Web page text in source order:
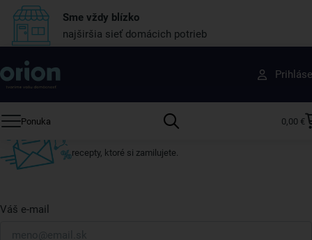
Sme vždy blízko
najširšia sieť domácich potrieb
Ponuka 0,00 €
Získajte rady, recepty a tipy na zľavy skôr ako
ktokoľvek iný
Prihláste sa k odberu nášho newslettera.
recepty, ktoré si zamilujete.
Váš e-mail